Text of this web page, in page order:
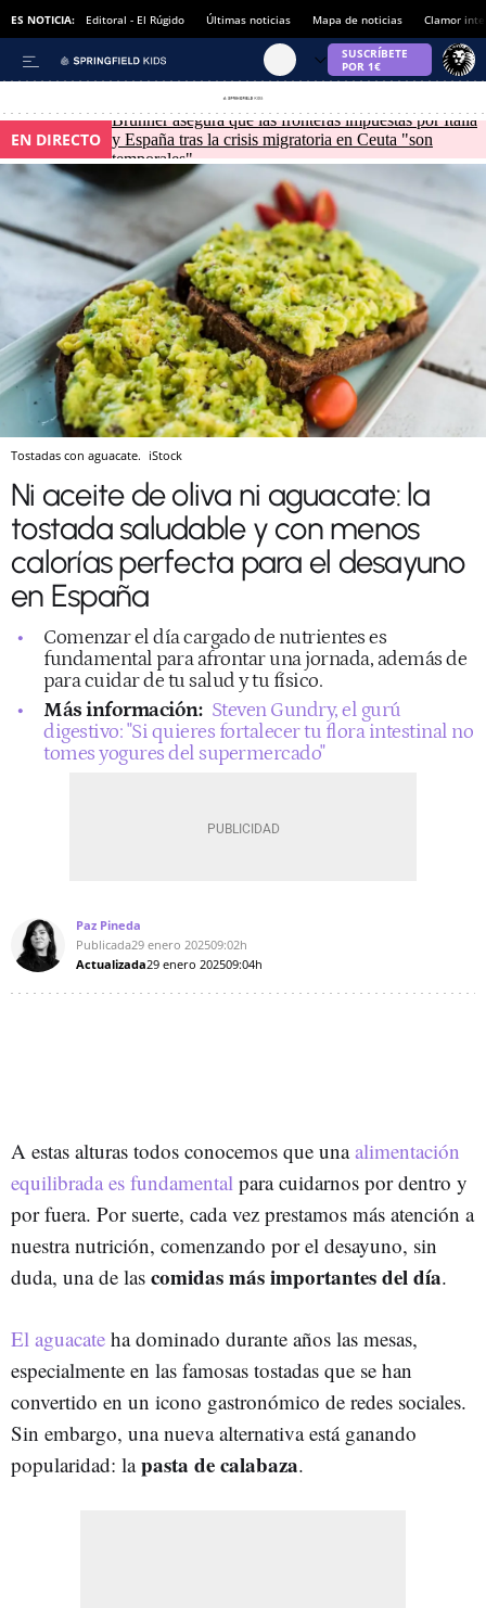
ES NOTICIA: Editoral - El Rúgido Últimas noticias Mapa de noticias Clamor
EN DIRECTO
Brunner asegura que las fronteras impuestas por Italia
y España tras la crisis migratoria en Ceuta "son
temporales"
Tostadas con aguacate. iStock
Ni aceite de oliva ni aguacate: la
tostada saludable y con menos
calorías perfecta para el desayuno
en España
Comenzar el día cargado de nutrientes es
fundamental para afrontar una jornada, además de
para cuidar de tu salud y tu físico.
Más información: Steven Gundry, el gurú
digestivo: "Si quieres fortalecer tu flora intestinal no
tomes yogures del supermercado"
Paz Pineda
Publicada29 enero 202509:02h
Actualizada29 enero 202509:04h
A estas alturas todos conocemos que unaalimentación
equilibrada es fundamental para cuidarnos por dentro y
por fuera. Por suerte, cada vez prestamos más atención a
nuestra nutrición, comenzando por el desayuno, sin
duda, una de las comidas más importantes del día.
El aguacate ha dominado durante años las mesas,
especialmente en las famosas tostadas que se han
convertido en un icono gastronómico de redes sociales.
Sin embargo, una nueva alternativa está ganando
popularidad: lapasta de calabaza.